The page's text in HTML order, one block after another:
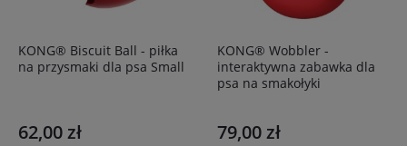
KONG® Biscuit Ball - piłka
na przysmaki dla psa Small
62,00 zł
KONG® Wobbler -
interaktywna zabawka dla
psa na smakołyki
79,00 zł